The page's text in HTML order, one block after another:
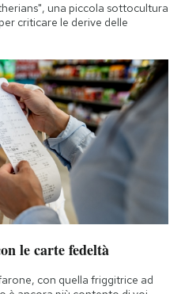
una piccola sottocultura
criticare le derive delle
le carte fedeltà
con quella friggitrice ad